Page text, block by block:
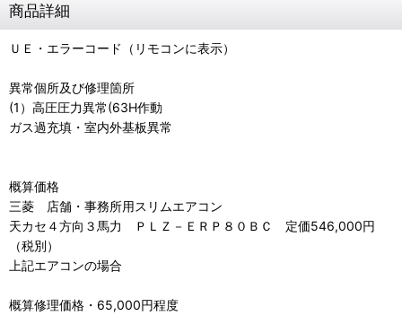
商品詳細
ＵＥ・エラーコード（リモコンに表示）
異常個所及び修理箇所
(1）高圧圧力異常(63H作動
ガス過充填・室内外基板異常
概算価格
三菱 店舗・事務所用スリムエアコン
天カセ４方向３馬力 ＰＬＺ－ＥＲＰ８０ＢＣ 定価546,000円
（税別）
上記エアコンの場合
概算修理価格・65,000円程度